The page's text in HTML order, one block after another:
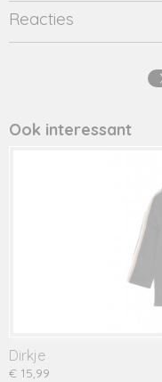
Productcode
2574-14758
Productcode leverancier
Reacties
Ook interessant
Dirkje
€ 15,99